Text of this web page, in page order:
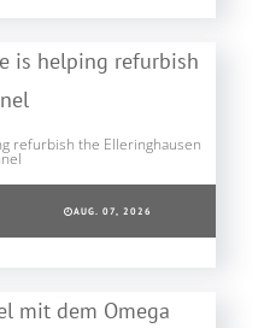
refurbish the Elleringhausen
AUG. 07, 2026